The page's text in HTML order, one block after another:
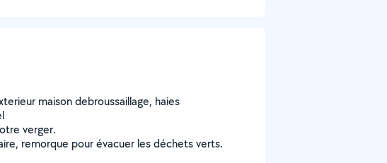
maison debroussaillage, haies
verger.
remorque pour évacuer les déchets verts.